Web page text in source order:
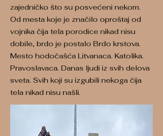
zajedničko što su posvećeni nekom.
Od mesta koje je značilo oproštaj od
vojnika čija tela porodice nikad nisu
dobile, brdo je postalo Brdo krstova.
Mesto hodočašća Litvanaca. Katolika.
Pravoslavaca. Danas ljudi iz svih delova
sveta. Svih koji su izgubili nekoga čija
tela nikad nisu našli.